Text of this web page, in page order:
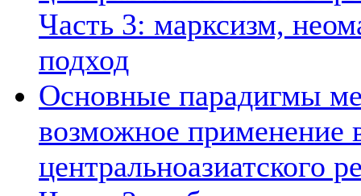
Часть 3: марксизм,
подход
Основные парадигмы
возможное применение
центральноазиатского